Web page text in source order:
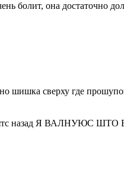
болит, она достаточно
сверху где
назад Я ВАЛНУЮС